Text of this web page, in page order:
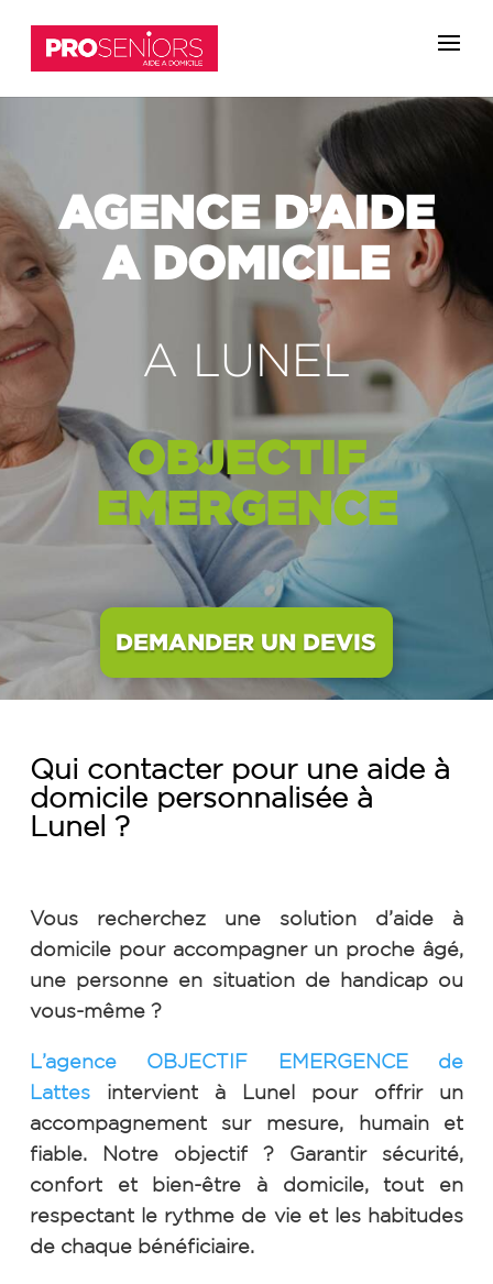
AGENCE D’AIDE
A DOMICILE
A LUNEL
OBJECTIF
EMERGENCE
DEMANDER UN DEVIS
Qui contacter pour une aide à
domicile personnalisée à
Lunel ?
Vous recherchez une solution d’aide à
domicile pour accompagner un proche âgé,
une personne en situation de handicap ou
vous-même ?
L’agence OBJECTIF EMERGENCE de
Lattes
intervient à Lunel pour offrir un
accompagnement sur mesure, humain et
fiable. Notre objectif ? Garantir sécurité,
confort et bien-être à domicile, tout en
respectant le rythme de vie et les habitudes
de chaque bénéficiaire.